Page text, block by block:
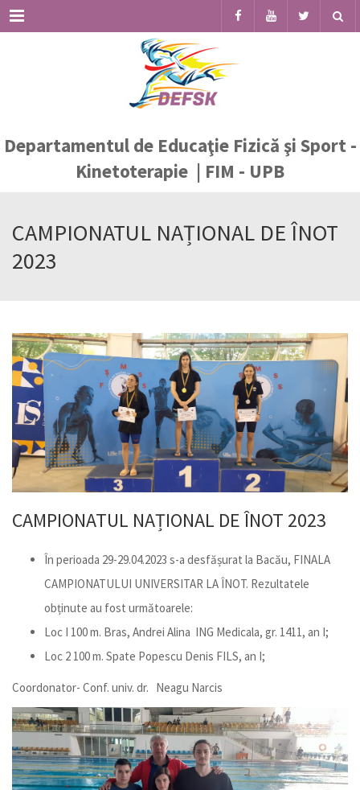
Menu
Departamentul de Educaţie Fizică şi Sport -
Kinetoterapie | FIM - UPB
CAMPIONATUL NAȚIONAL DE ÎNOT
2023
CAMPIONATUL NAȚIONAL DE ÎNOT 2023
În perioada 29-29.04.2023 s-a desfășurat la Bacău, FINALA
CAMPIONATULUI UNIVERSITAR LA ÎNOT. Rezultatele
obținute au fost următoarele:
Loc I 100 m. Bras, Andrei Alina ING Medicala, gr. 1411, an I;
Loc 2 100 m. Spate Popescu Denis FILS, an I;
Coordonator- Conf. univ. dr. Neagu Narcis